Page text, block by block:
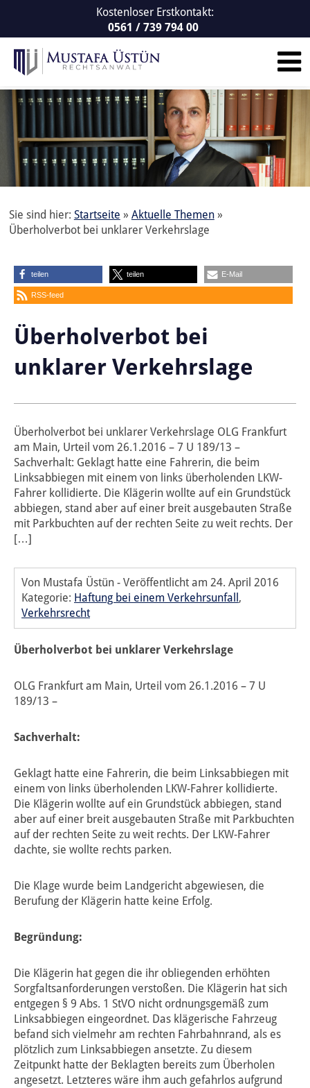
Kostenloser Erstkontakt:
0561 / 739 794 00
Sie sind hier: Startseite » Aktuelle Themen»
Überholverbot bei unklarer Verkehrslage
teilen teilen E-Mail
RSS-feed
Überholverbot bei
unklarer Verkehrslage
Überholverbot bei unklarer Verkehrslage OLG Frankfurt
am Main, Urteil vom 26.1.2016 – 7 U 189/13 –
Sachverhalt: Geklagt hatte eine Fahrerin, die beim
Linksabbiegen mit einem von links überholenden LKW-
Fahrer kollidierte. Die Klägerin wollte auf ein Grundstück
abbiegen, stand aber auf einer breit ausgebauten Straße
mit Parkbuchten auf der rechten Seite zu weit rechts. Der
[…]
Von Mustafa Üstün - Veröffentlicht am 24. April 2016
Kategorie: Haftung bei einem Verkehrsunfall ,
Verkehrsrecht
Überholverbot bei unklarer Verkehrslage
OLG Frankfurt am Main, Urteil vom 26.1.2016 – 7 U
189/13 –
Sachverhalt:
Geklagt hatte eine Fahrerin, die beim Linksabbiegen mit
einem von links überholenden LKW-Fahrer kollidierte.
Die Klägerin wollte auf ein Grundstück abbiegen, stand
aber auf einer breit ausgebauten Straße mit Parkbuchten
auf der rechten Seite zu weit rechts. Der LKW-Fahrer
dachte, sie wollte rechts parken.
Die Klage wurde beim Landgericht abgewiesen, die
Berufung der Klägerin hatte keine Erfolg.
Begründung:
Die Klägerin hat gegen die ihr obliegenden erhöhten
Sorgfaltsanforderungen verstoßen. Die Klägerin hat sich
entgegen § 9 Abs. 1 StVO nicht ordnungsgemäß zum
Linksabbiegen eingeordnet. Das klägerische Fahrzeug
befand sich vielmehr am rechten Fahrbahnrand, als es
plötzlich zum Linksabbiegen ansetzte. Zu diesem
Zeitpunkt hatte der Beklagten bereits zum Überholen
angesetzt. Letzteres wäre ihm auch gefahrlos aufgrund